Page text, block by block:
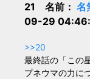
21 名前： 名
09-29
>>20
最終話の「この
プネウマの力に